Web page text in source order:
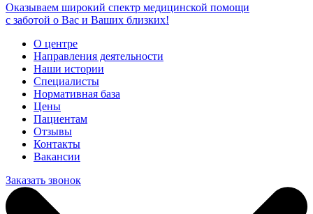
Оказываем широкий спектр медицинской помощи
с заботой о Вас и Ваших близких!
О центре
Направления деятельности
Наши истории
Специалисты
Нормативная база
Цены
Пациентам
Отзывы
Контакты
Вакансии
Заказать звонок